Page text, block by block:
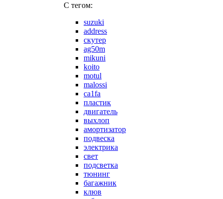
C тегом:
suzuki
address
скутер
ag50m
mikuni
koito
motul
malossi
ca1fa
пластик
двигатель
выхлоп
амортизатор
подвеска
электрика
свет
подсветка
тюнинг
багажник
клюв